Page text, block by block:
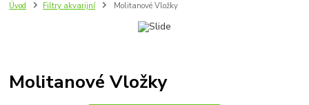
Úvod Filtry akvarijní Molitanové Vložky
Molitanové Vložky